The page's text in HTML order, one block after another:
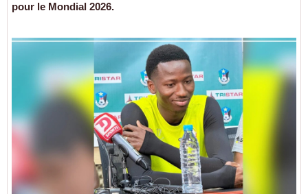
pour le Mondial 2026.